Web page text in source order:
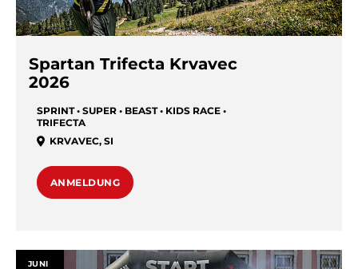
Spartan Trifecta Krvavec
2026
SPRINT • SUPER • BEAST • KIDS RACE •
TRIFECTA
KRVAVEC, SI
ANMELDUNG
JUNI